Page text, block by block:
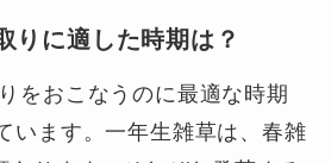
りに適した時期は？
をおこなうのに最適な時期
います。一年生雑草は、春雑